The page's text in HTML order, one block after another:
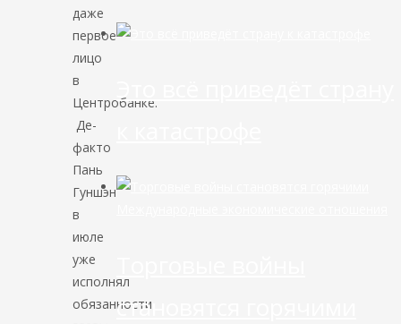
даже
первое
лицо
в
Центробанке.
Де-
факто
Пань
Гуншэн
в
июле
уже
исполнял
обязанностистановятся горячими